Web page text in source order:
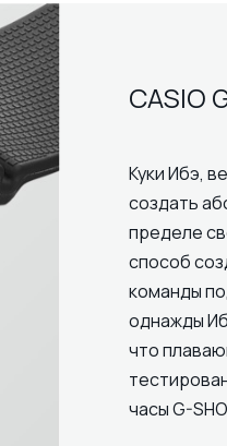
CASIO
Куки Ибэ,
создать
пределе
способ
команды
однажды
что
часы G-